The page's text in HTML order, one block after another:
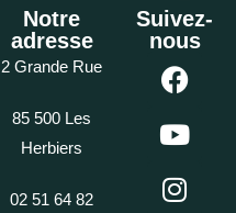
Notre
adresse
2 Grande Rue
85 500 Les
Herbiers
02 51 64 82
Suivez-
nous